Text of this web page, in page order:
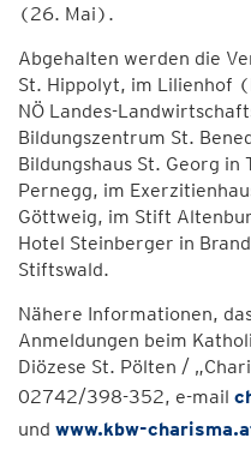
(26. Mai).
Abgehalten werden die
St. Hippolyt, im Lilienhof
NÖ Landes-
Bildungszentrum St.
Bildungshaus St. Georg in
Pernegg, im
Göttweig, im Stift
Hotel Steinberger in
Stiftswald.
Nähere Informationen,
Anmeldungen beim
Diözese St. Pölten /
02742/398-352, e-mail
und www.kbw-